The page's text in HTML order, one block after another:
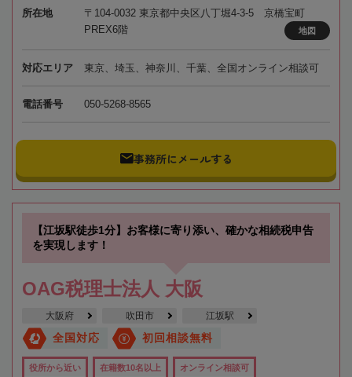
所在地
〒104-0032 東京都中央区八丁堀4-3-5 京橋宝町
PREX6階
地図
対応エリア 東京、埼玉、神奈川、千葉、全国オンライン相談可
電話番号 050-5268-8565
事務所にメールする
【江坂駅徒歩1分】お客様に寄り添い、確かな相続税申告
を実現します！
OAG税理士法人 大阪
大阪府 吹田市 江坂駅
全国対応 初回相談無料
役所から近い 在籍数10名以上 オンライン相談可